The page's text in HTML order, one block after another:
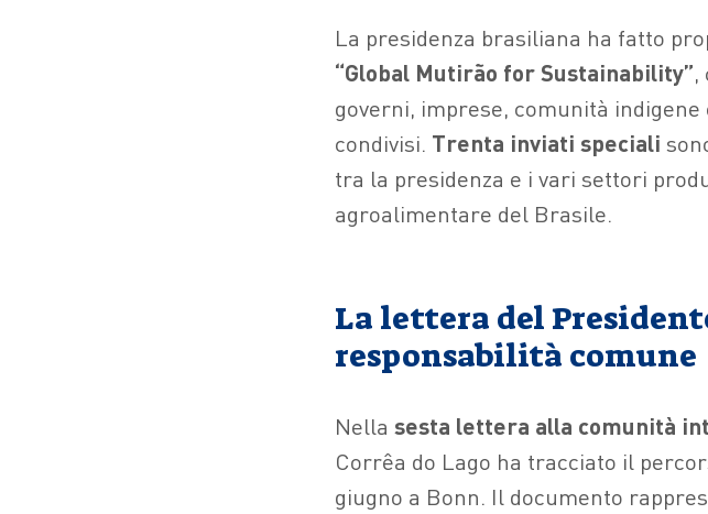
La presidenza brasiliana ha fatto
“Global Mutirão for Sustainability”,
governi, imprese, comunità
condivisi. Trenta inviati speciali
tra la presidenza e i vari settori
agroalimentare del Brasile.
La lettera del
responsabilità comune
Nella sesta lettera alla comunità
Corrêa do Lago ha tracciato il
giugno a Bonn. Il documento